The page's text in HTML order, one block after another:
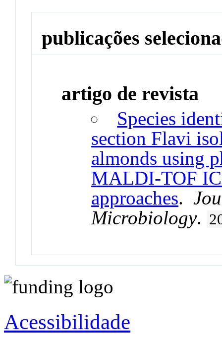
publicações
artigo de revista
Species
section Flavi
almonds using
MALDI-TOF
approaches.
Microbiology.
Acessibilidade